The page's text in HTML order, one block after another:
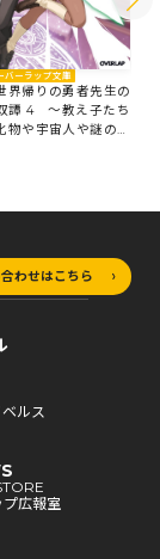
バーラップ文庫
界帰りの勇者先生の
譚 4 ～教え子たち
物や宇宙人や謎の組
わせはこちら
ルス
広報室